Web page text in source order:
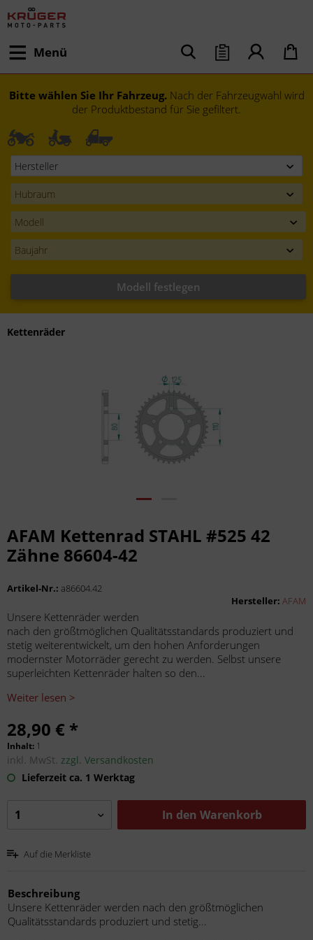
Menü
Bitte wählen Sie Ihr Fahrzeug. Nach der Fahrzeugwahl wird
der Produktbestand für Sie gefiltert.
Modell festlegen
Kettenräder
AFAM Kettenrad STAHL #525 42
Zähne 86604-42
Artikel-Nr.: a86604.42
Hersteller: AFAM
Unsere Kettenräder werden
nach den größtmöglichen Qualitätsstandards produziert und
stetig weiterentwickelt, um den hohen Anforderungen
modernster Motorräder gerecht zu werden. Selbst unsere
superleichten Kettenräder halten so den...
Weiter lesen >
28,90 € *
Inhalt: 1
inkl. MwSt. zzgl. Versandkosten
Lieferzeit ca. 1 Werktag
In den Warenkorb
Auf die Merkliste
Beschreibung
Unsere Kettenräder werden nach den größtmöglichen
Qualitätsstandards produziert und stetig...